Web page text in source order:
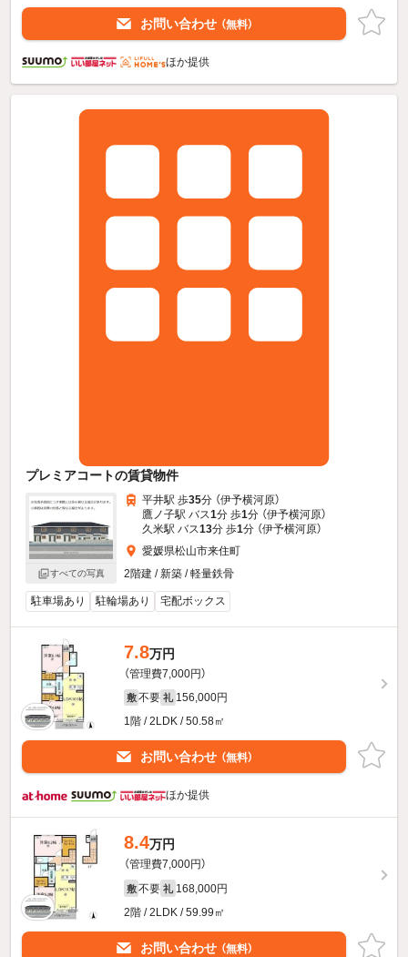
お問い合わせ （無料）
ほか提供
プレミアコートの賃貸物件
すべての写真
平井駅 歩35分 （伊予横河原）
鷹ノ子駅 バス1分 歩1分 （伊予横河原）
久米駅 バス13分 歩1分 （伊予横河原）
愛媛県松山市来住町
2階建 / 新築 / 軽量鉄骨
駐車場あり 駐輪場あり 宅配ボックス
7.8万円
（管理費7,000円）
敷 不要 礼 156,000円
1階 / 2LDK / 50.58㎡
お問い合わせ （無料）
ほか提供
8.4万円
（管理費7,000円）
敷 不要 礼 168,000円
2階 / 2LDK / 59.99㎡
お問い合わせ （無料）